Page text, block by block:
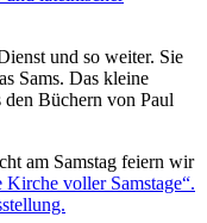
und so weiter. Sie
Sams. Das kleine
den Büchern von Paul
am Samstag feiern wir
voller Samstage“.